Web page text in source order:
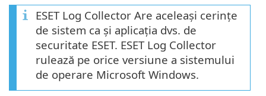
ESET Log Collector Are aceleași cerințe
de sistem ca și aplicația dvs. de
securitate ESET. ESET Log Collector
rulează pe orice versiune a sistemului
de operare Microsoft Windows.